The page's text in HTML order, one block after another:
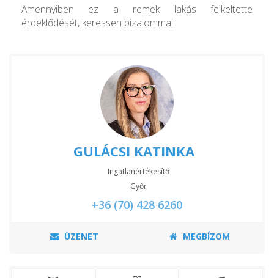
Amennyiben ez a remek lakás felkeltette
érdeklődését, keressen bizalommal!
GULÁCSI KATINKA
Ingatlanértékesítő
Győr
+36 (70) 428 6260
ÜZENET MEGBÍZOM